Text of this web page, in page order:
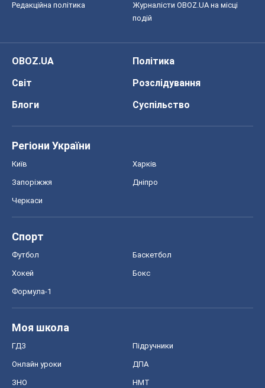
Редакційна політика
Журналісти OBOZ.UA на місці
подій
OBOZ.UA
Політика
Світ
Розслідування
Блоги
Суспільство
Регіони України
Київ Харків
Запоріжжя Дніпро
Черкаси
Спорт
Футбол Баскетбол
Хокей Бокс
Формула-1
Моя школа
ГДЗ Підручники
Онлайн уроки ДПА
ЗНО НМТ